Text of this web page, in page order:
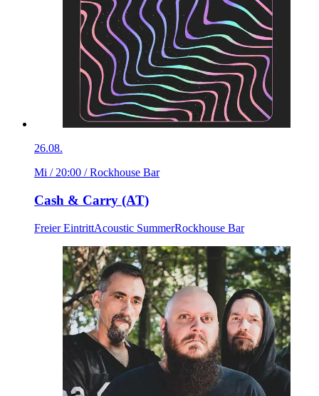
26.08.
Mi / 20:00 / Rockhouse Bar
Cash & Carry (AT)
Freier EintrittAcoustic SummerRockhouse Bar